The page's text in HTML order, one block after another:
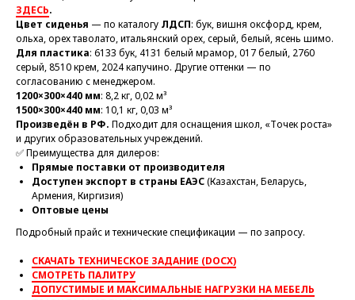
ЗДЕСЬ.
Цвет сиденья — по каталогу ЛДСП: бук, вишня оксфорд, крем,
ольха, орех таволато, итальянский орех, серый, белый, ясень шимо.
Для пластика: 6133 бук, 4131 белый мрамор, 017 белый, 2760
серый, 8510 крем, 2024 капучино. Другие оттенки — по
согласованию с менеджером.
1200×300×440 мм: 8,2 кг, 0,02 м³
1500×300×440 мм: 10,1 кг, 0,03 м³
Произведён в РФ. Подходит для оснащения школ, «Точек роста»
и других образовательных учреждений.
✅ Преимущества для дилеров:
Прямые поставки от производителя
Доступен экспорт в страны ЕАЭС(Казахстан, Беларусь,
Армения, Киргизия)
Оптовые цены
Подробный прайс и технические спецификации — по запросу.
СКАЧАТЬ ТЕХНИЧЕСКОЕ ЗАДАНИЕ (DOCX)
СМОТРЕТЬ ПАЛИТРУ
ДОПУСТИМЫЕ И МАКСИМАЛЬНЫЕ НАГРУЗКИ НА МЕБЕЛЬ